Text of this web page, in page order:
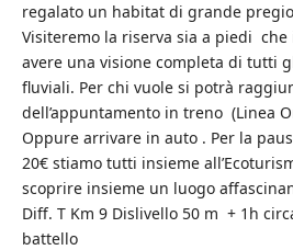
regalato un habitat di grande
Visiteremo la riserva sia a piedi che
avere una visione completa di tutti
fluviali. Per chi vuole si potrà
dell’appuntamento in treno (Linea
Oppure arrivare in auto . Per la
20€ stiamo tutti insieme
scoprire insieme un luogo
Diff. T Km 9 Dislivello 50 m + 1h
battello